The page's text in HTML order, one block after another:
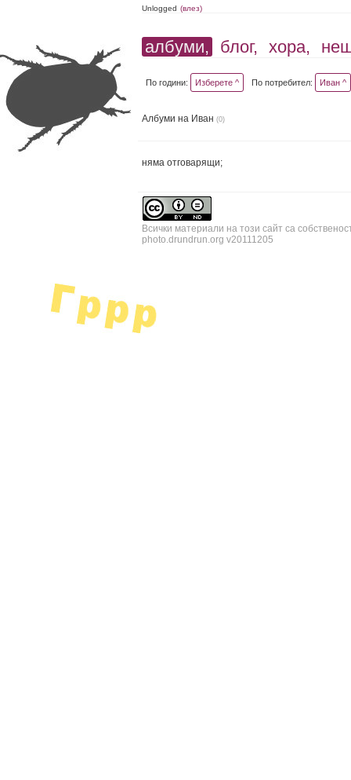
Unlogged (влез)
албуми, блог, хора,
По години: Изберете ^ По потребител: Иван ^
Албуми на Иван(0)
няма отговарящи;
Всички материали на този сайт са
photo.drundrun.org v20111205